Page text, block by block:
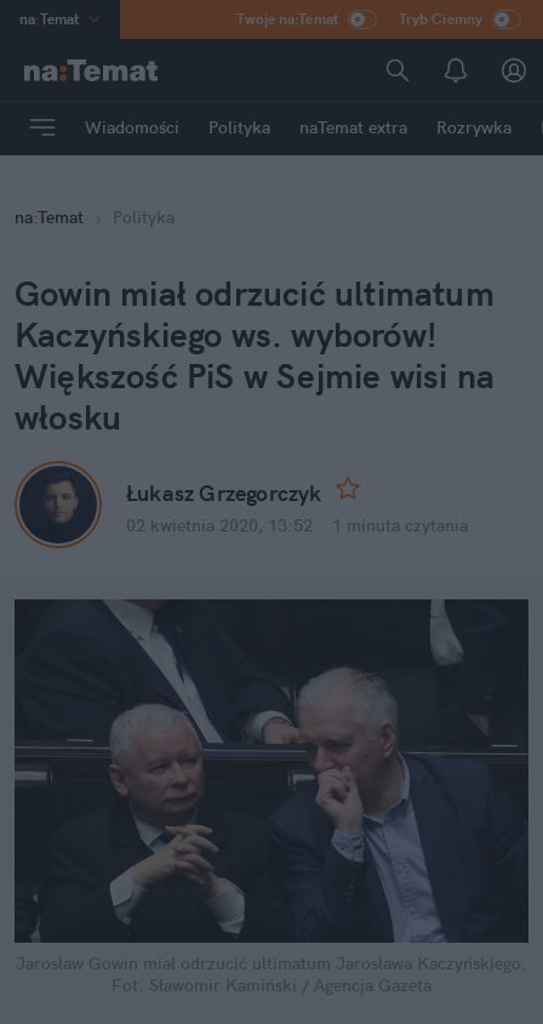
na:Temat
Poland
mama
Rozrywka
Twoje na:Temat Tryb Ciemny
Wiadomości Polityka naTemat extra Rozrywka
na:Temat Polityka
Gowin miał odrzucić ultimatum
Kaczyńskiego ws. wyborów!
Większość PiS w Sejmie wisi na
włosku
Łukasz Grzegorczyk
02 kwietnia 2020, 13:52 1 minuta czytania
Jarosław Gowin miał odrzucić ultimatum Jarosława Kaczyńskiego.
Fot. Sławomir Kamiński / Agencja Gazeta